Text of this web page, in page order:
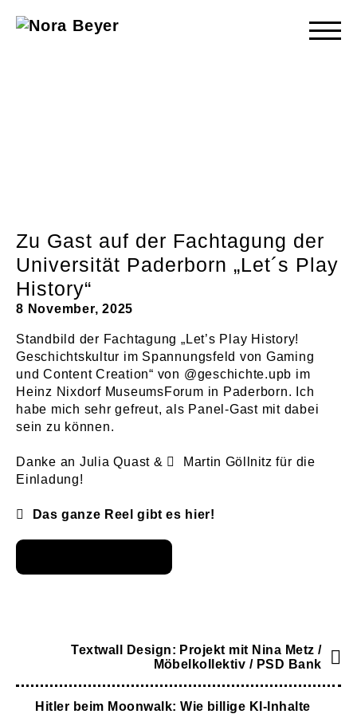
Zu Gast auf der Fachtagung der
Universität Paderborn „Let´s Play
History“
8 November, 2025
Standbild der Fachtagung „Let’s Play History!
Geschichtskultur im Spannungsfeld von Gaming
und Content Creation“ von @geschichte.upb im
Heinz Nixdorf MuseumsForum in Paderborn. Ich
habe mich sehr gefreut, als Panel-Gast mit dabei
sein zu können.
Danke an Julia Quast & Martin Göllnitz für die
Einladung!
Das ganze Reel gibt es hier!
Textwall Design: Projekt mit Nina Metz /
Möbelkollektiv / PSD Bank
Hitler beim Moonwalk: Wie billige KI-Inhalte